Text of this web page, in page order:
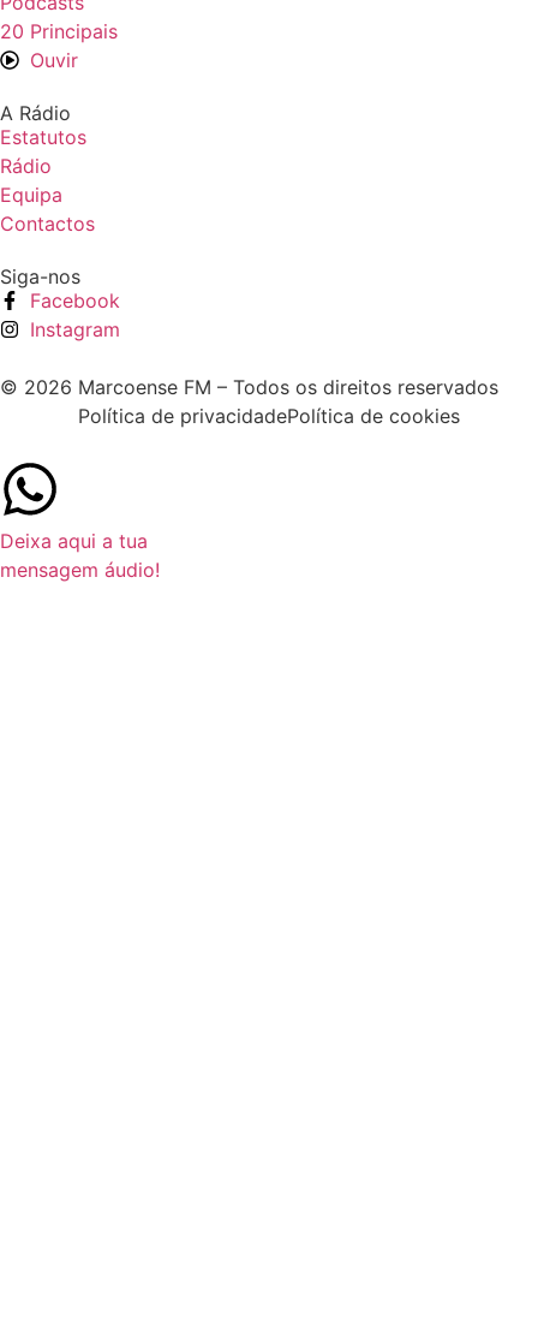
20 Principais
Ouvir
A Rádio
Estatutos
Rádio
Equipa
Contactos
Siga-nos
Facebook
Instagram
© 2026 Marcoense FM – Todos os direitos reservados
Política de privacidadePolítica de cookies
Deixa aqui a tua
mensagem áudio!